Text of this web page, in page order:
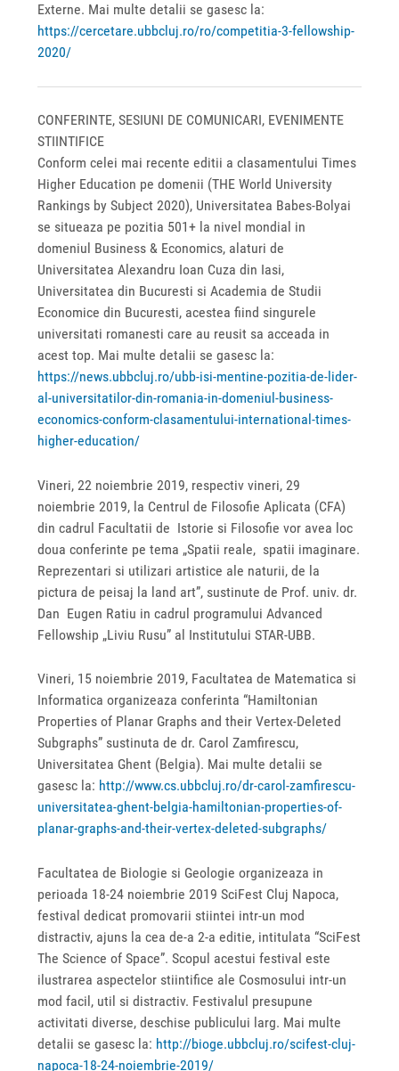
Externe. Mai multe detalii se gasesc la:
https://cercetare.ubbcluj.ro/ro/competitia-3-fellowship-
2020/
CONFERINTE, SESIUNI DE COMUNICARI, EVENIMENTE
STIINTIFICE
Conform celei mai recente editii a clasamentului Times
Higher Education pe domenii (THE World University
Rankings by Subject 2020), Universitatea Babes-Bolyai
se situeaza pe pozitia 501+ la nivel mondial in
domeniul Business & Economics, alaturi de
Universitatea Alexandru Ioan Cuza din Iasi,
Universitatea din Bucuresti si Academia de Studii
Economice din Bucuresti, acestea fiind singurele
universitati romanesti care au reusit sa acceada in
acest top. Mai multe detalii se gasesc la:
https://news.ubbcluj.ro/ubb-isi-mentine-pozitia-de-lider-
al-universitatilor-din-romania-in-domeniul-business-
economics-conform-clasamentului-international-times-
higher-education/
Vineri, 22 noiembrie 2019, respectiv vineri, 29
noiembrie 2019, la Centrul de Filosofie Aplicata (CFA)
din cadrul Facultatii de Istorie si Filosofie vor avea loc
doua conferinte pe tema „Spatii reale, spatii imaginare.
Reprezentari si utilizari artistice ale naturii, de la
pictura de peisaj la land art”, sustinute de Prof. univ. dr.
Dan Eugen Ratiu in cadrul programului Advanced
Fellowship „Liviu Rusu” al Institutului STAR-UBB.
Vineri, 15 noiembrie 2019, Facultatea de Matematica si
Informatica organizeaza conferinta “Hamiltonian
Properties of Planar Graphs and their Vertex-Deleted
Subgraphs” sustinuta de dr. Carol Zamfirescu,
Universitatea Ghent (Belgia). Mai multe detalii se
gasesc la: http://www.cs.ubbcluj.ro/dr-carol-zamfirescu-
universitatea-ghent-belgia-hamiltonian-properties-of-
planar-graphs-and-their-vertex-deleted-subgraphs/
Facultatea de Biologie si Geologie organizeaza in
perioada 18-24 noiembrie 2019 SciFest Cluj Napoca,
festival dedicat promovarii stiintei intr-un mod
distractiv, ajuns la cea de-a 2-a editie, intitulata “SciFest
The Science of Space”. Scopul acestui festival este
ilustrarea aspectelor stiintifice ale Cosmosului intr-un
mod facil, util si distractiv. Festivalul presupune
activitati diverse, deschise publicului larg. Mai multe
detalii se gasesc la: http://bioge.ubbcluj.ro/scifest-cluj-
napoca-18-24-noiembrie-2019/